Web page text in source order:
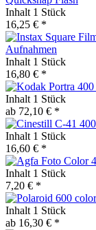
Inhalt 1 Stück
16,25 € *
Aufnahmen
Inhalt 1 Stück
16,80 € *
Inhalt 1 Stück
ab 72,10 € *
Inhalt 1 Stück
16,60 € *
Inhalt 1 Stück
7,20 € *
Inhalt 1 Stück
ab 16,30 € *